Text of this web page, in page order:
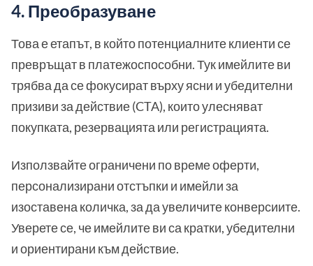
4. Преобразуване
Това е етапът, в който потенциалните клиенти се
превръщат в платежоспособни. Тук имейлите ви
трябва да се фокусират върху ясни и убедителни
призиви за действие (CTA), които улесняват
покупката, резервацията или регистрацията.
Използвайте ограничени по време оферти,
персонализирани отстъпки и имейли за
изоставена количка, за да увеличите конверсиите.
Уверете се, че имейлите ви са кратки, убедителни
и ориентирани към действие.